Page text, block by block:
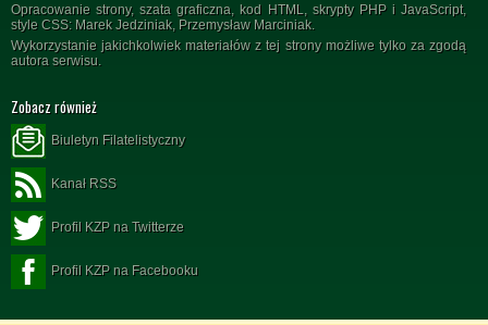
Opracowanie strony, szata graficzna, kod HTML, skrypty PHP i JavaScript,
style CSS: Marek Jedziniak, Przemysław Marciniak.
Wykorzystanie jakichkolwiek materiałów z tej strony możliwe tylko za zgodą
autora serwisu.
Zobacz również
Biuletyn Filatelistyczny
Kanał RSS
Profil KZP na Twitterze
Profil KZP na Facebooku